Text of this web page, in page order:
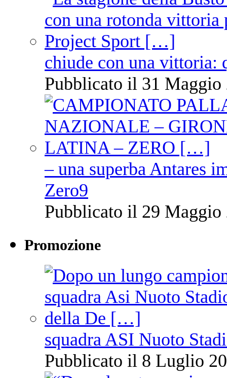
chiude con una vittoria:
Pubblicato il 31 Maggio
– una superba Antares
Zero9
Pubblicato il 29 Maggio
Promozione
squadra ASI Nuoto
Pubblicato il 8 Luglio